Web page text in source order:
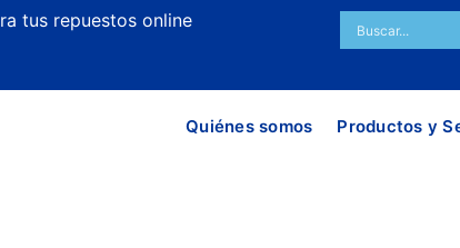
tus repuestos online
Quiénes somos Productos y